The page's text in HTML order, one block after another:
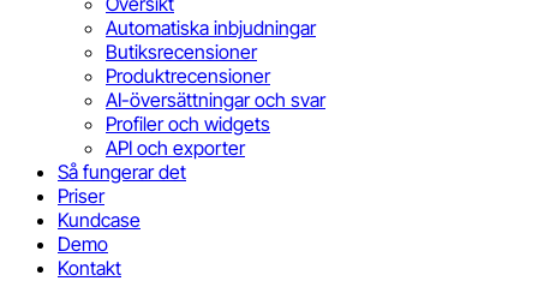
Automatiska inbjudningar
Butiksrecensioner
Produktrecensioner
AI-översättningar och svar
Profiler och widgets
API och exporter
Så fungerar det
Priser
Kundcase
Demo
Kontakt